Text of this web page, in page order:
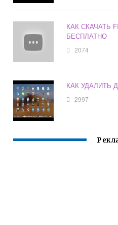
КАК СКАЧАТЬ
БЕСПЛАТНО
2074
КАК УДАЛИТЬ
2997